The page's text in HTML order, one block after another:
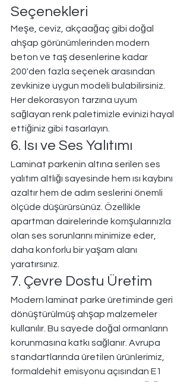
Seçenekleri
Meşe, ceviz, akçaağaç gibi doğal
ahşap görünümlerinden modern
beton ve taş desenlerine kadar
200'den fazla seçenek arasından
zevkinize uygun modeli bulabilirsiniz.
Her dekorasyon tarzına uyum
sağlayan renk paletimizle evinizi hayal
ettiğiniz gibi tasarlayın.
6. Isı ve Ses Yalıtımı
Laminat parkenin altına serilen ses
yalıtım altlığı sayesinde hem ısı kaybını
azaltır hem de adım seslerini önemli
ölçüde düşürürsünüz. Özellikle
apartman dairelerinde komşularınızla
olan ses sorunlarını minimize eder,
daha konforlu bir yaşam alanı
yaratırsınız.
7. Çevre Dostu Üretim
Modern laminat parke üretiminde geri
dönüştürülmüş ahşap malzemeler
kullanılır. Bu sayede doğal ormanların
korunmasına katkı sağlanır. Avrupa
standartlarında üretilen ürünlerimiz,
formaldehit emisyonu açısından E1